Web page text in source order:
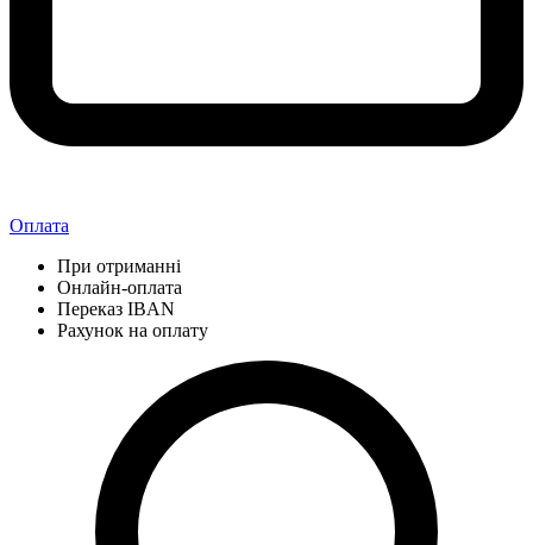
Оплата
При отриманні
Онлайн-оплата
Переказ IBAN
Рахунок на оплату